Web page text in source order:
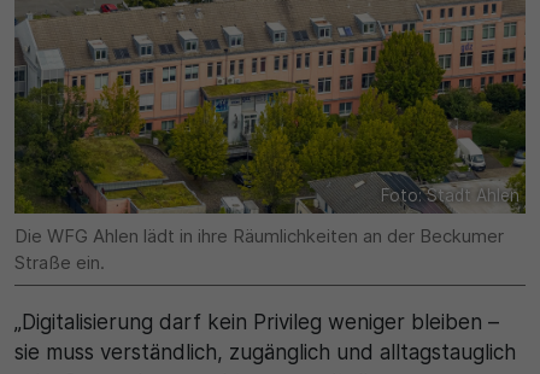
Foto: Stadt Ahlen
Die WFG Ahlen lädt in ihre Räumlichkeiten an der Beckumer
Straße ein.
„Digitalisierung darf kein Privileg weniger bleiben –
sie muss verständlich, zugänglich und alltagstauglich
eingestellt hat.
Matomo
Laufzeit
30 Minuten
Zweck
Wird für statistische Zwecke verwendet, um
vorübergehende Daten des Besuchs zu speichern.